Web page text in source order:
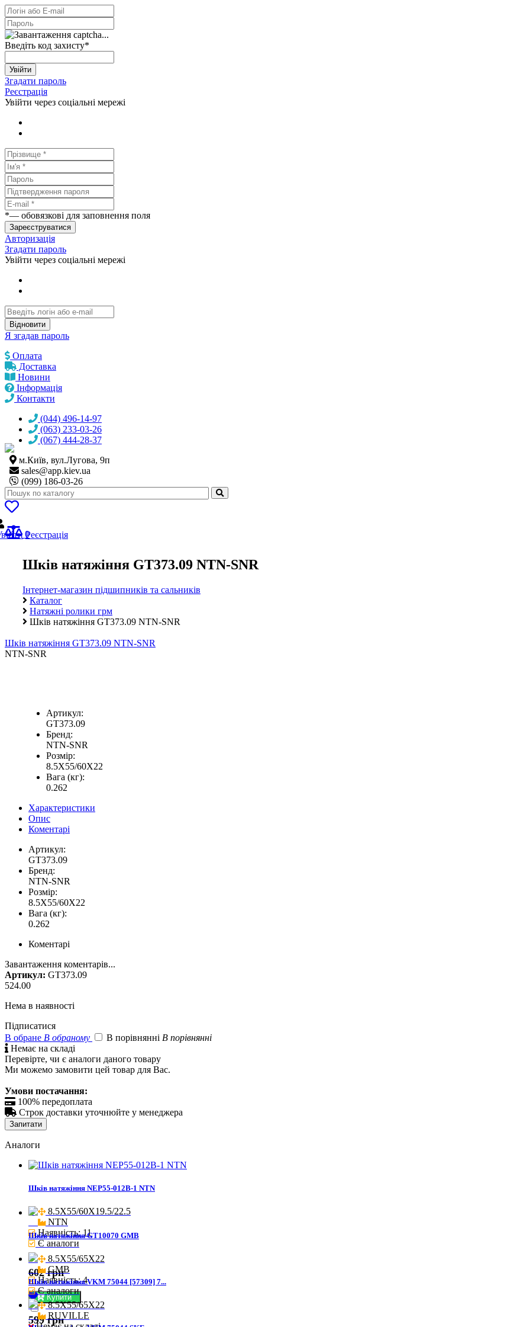
Введіть код захисту*
Увійти
Згадати пароль
Реєстрація
Увійти через соціальні мережі
*— обовязкові для заповнення поля
Зареєструватися
Авторизація
Згадати пароль
Увійти через соціальні мережі
Відновити
Я згадав пароль
Оплата
Доставка
Новини
Інформація
Контакти
(044) 496-14-97
(063) 233-03-26
(067) 444-28-37
м.Київ, вул.Лугова, 9п
sales@app.kiev.ua
(099) 186-03-26
0
Реєстрація
Шків натяжіння GT373.09 NTN-SNR
Інтернет-магазин підшипників та сальників
Каталог
Натяжні ролики грм
Шків натяжіння GT373.09 NTN-SNR
Шків натяжіння GT373.09 NTN-SNR
NTN-SNR
Артикул:
GT373.09
Бренд:
NTN-SNR
Розмір:
8.5X55/60X22
Вага (кг):
0.262
Характеристики
Опис
Коментарі
Артикул:
GT373.09
Бренд:
NTN-SNR
Розмір:
8.5X55/60X22
Вага (кг):
0.262
Коментарі
Завантаження коментарів...
Артикул: GT373.09
524.00
Нема в наявності
Підписатися
В обране В обраному В порівнянні В порівнянні
 Немає на складі
Перевірте, чи є аналоги даного товару
Ми можемо замовити цей товар для Вас.
Умови постачання:
 100% передоплата
 Строк доставки уточнюйте у менеджера
Запитати
Аналоги
Шків натяжіння NEP55-012B-1 NTN
8.5X55/60X19.5/22.5
NTN
Наявність: 11
Є аналоги
602 грн
Купити
Шків натяжіння GT10070 GMB
8.5X55/65X22
GMB
Наявність: 4
Є аналоги
599 грн
Шків натяжіння VKM 75044 [57309] 7...
8.5X55/65X22
RUVILLE